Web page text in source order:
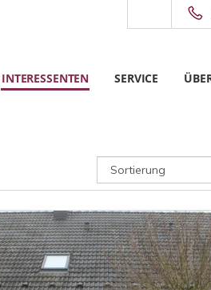
INTERESSENTEN SERVICE